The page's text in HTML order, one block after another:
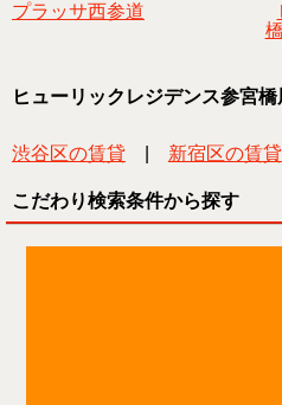
プラッサ西参道
橋
ヒューリックレジデンス参宮
渋谷区の賃貸 新宿区の賃貸
こだわり検索条件から探す